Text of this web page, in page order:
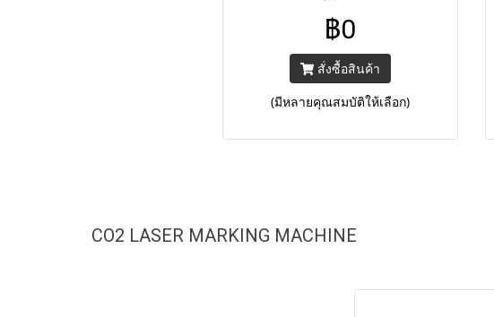
อักษรและลวดลาย สามารถทำ
ลวดลายได้ทั้งวัสดุประเภทโลหะ
ทุกชนิดและอโลหะบางชนิด
฿0
สั่งซื้อสินค้า
(มีหลายคุณสมบัติให้เลือก)
CO2 LASER MARKING MACHINE